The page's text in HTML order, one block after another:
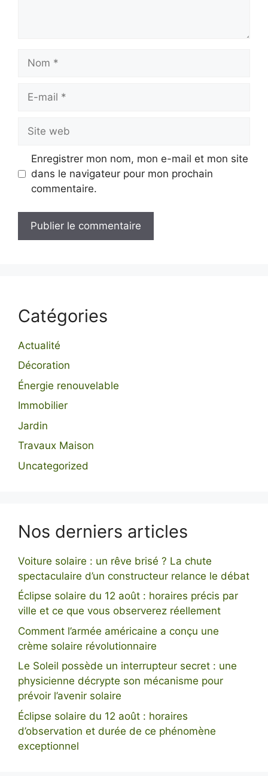
Nom
Site
web
Enregistrer mon nom, mon e-mail et mon site
dans le navigateur pour mon prochain
commentaire.
Catégories
Actualité
Décoration
Énergie renouvelable
Immobilier
Jardin
Travaux Maison
Uncategorized
Nos derniers articles
Voiture solaire : un rêve brisé ? La chute
spectaculaire d’un constructeur relance le débat
Éclipse solaire du 12 août : horaires précis par
ville et ce que vous observerez réellement
Comment l’armée américaine a conçu une
crème solaire révolutionnaire
Le Soleil possède un interrupteur secret : une
physicienne décrypte son mécanisme pour
prévoir l’avenir solaire
Éclipse solaire du 12 août : horaires
d’observation et durée de ce phénomène
exceptionnel